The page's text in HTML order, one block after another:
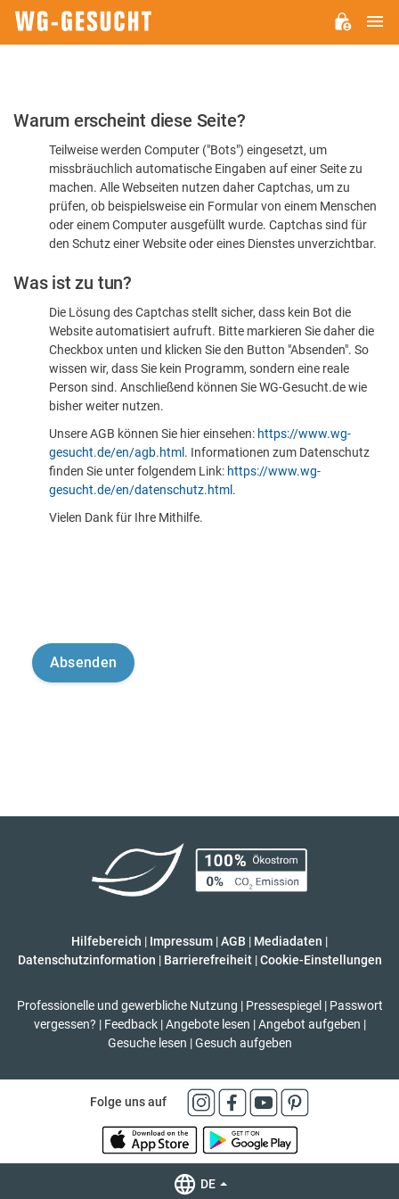
Bitte
dass
sind
Warum erscheint diese Seite?
Teilweise werden Computer ("Bots") eingesetzt, um
missbräuchlich automatische Eingaben auf einer Seite zu
machen. Alle Webseiten nutzen daher Captchas, um zu
prüfen, ob beispielsweise ein Formular von einem Menschen
oder einem Computer ausgefüllt wurde. Captchas sind für
den Schutz einer Website oder eines Dienstes unverzichtbar.
Was ist zu tun?
Die Lösung des Captchas stellt sicher, dass kein Bot die
Website automatisiert aufruft. Bitte markieren Sie daher die
Checkbox unten und klicken Sie den Button "Absenden". So
wissen wir, dass Sie kein Programm, sondern eine reale
Person sind. Anschließend können Sie WG-Gesucht.de wie
bisher weiter nutzen.
Unsere AGB können Sie hier einsehen: https://www.wg-
gesucht.de/en/agb.html . Informationen zum Datenschutz
finden Sie unter folgendem Link: https://www.wg-
gesucht.de/en/datenschutz.html .
Vielen Dank für Ihre Mithilfe.
Hilfebereich | Impressum |AGB | Mediadaten |
Datenschutzinformation | Barrierefreiheit | Cookie-Einstellungen
Professionelle und gewerbliche Nutzung | Pressespiegel | Passwort
vergessen? | Feedback | Angebote lesen | Angebot aufgeben |
Gesuche lesen | Gesuch aufgeben
Folge uns auf
DE